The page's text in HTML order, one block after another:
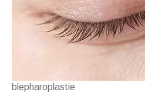
blepharoplastie